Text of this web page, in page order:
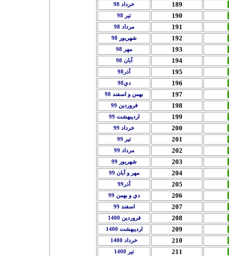
خرداد 98 189
تير 98 190
مرداد 98 191
شهريور 98 192
مهر 98 193
آبان 98 194
آذر98 195
دي98 196
بهمن و اسفند 98 197
فروردين 99 198
ارديبهشت 99 199
خرداد 99 200
تير 99 201
مرداد 99 202
شهريور 99 203
مهر و آبان 99 204
آذر99 205
دي و بهمن 99 206
اسفند 99 207
فروردين 1400 208
ارديبهشت 1400 209
خرداد 1400 210
تير 1400 211